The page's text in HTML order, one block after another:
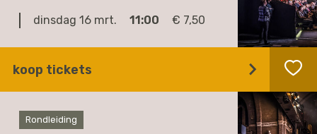
dinsdag 16 mrt. 11:00 € 7,50
koop tickets
Rondleiding